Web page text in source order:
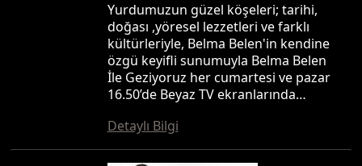
Yurdumuzun güzel köşeleri; tarihi,
doğası ,yöresel lezzetleri ve farklı
kültürleriyle, Belma Belen'in kendine
özgü keyifli sunumuyla Belma Belen
İle Geziyoruz her cumartesi ve pazar
16.50’de Beyaz TV ekranlarında…
Detaylı Bilgi